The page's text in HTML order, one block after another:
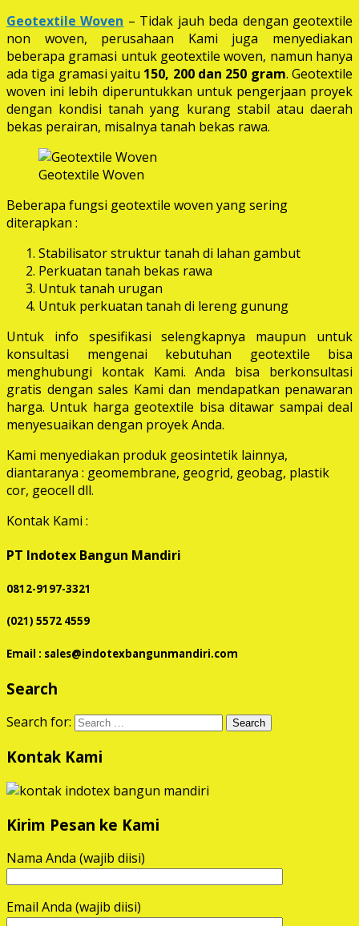
Geotextile Woven – Tidak jauh beda dengan geotextile
non woven, perusahaan Kami juga menyediakan
beberapa gramasi untuk geotextile woven, namun hanya
ada tiga gramasi yaitu 150, 200 dan 250 gram. Geotextile
woven ini lebih diperuntukkan untuk pengerjaan proyek
dengan kondisi tanah yang kurang stabil atau daerah
bekas perairan, misalnya tanah bekas rawa.
Geotextile Woven
Beberapa fungsi geotextile woven yang sering
diterapkan :
Stabilisator struktur tanah di lahan gambut
Perkuatan tanah bekas rawa
Untuk tanah urugan
Untuk perkuatan tanah di lereng gunung
Untuk info spesifikasi selengkapnya maupun untuk
konsultasi mengenai kebutuhan geotextile bisa
menghubungi kontak Kami. Anda bisa berkonsultasi
gratis dengan sales Kami dan mendapatkan penawaran
harga. Untuk harga geotextile bisa ditawar sampai deal
menyesuaikan dengan proyek Anda.
Kami menyediakan produk geosintetik lainnya,
diantaranya : geomembrane, geogrid, geobag, plastik
cor, geocell dll.
Kontak Kami :
PT Indotex Bangun Mandiri
0812-9197-3321
(021) 5572 4559
Email : sales@indotexbangunmandiri.com
Search
Search for:
Kontak Kami
Kirim Pesan ke Kami
Nama Anda (wajib diisi)
Email Anda (wajib diisi)